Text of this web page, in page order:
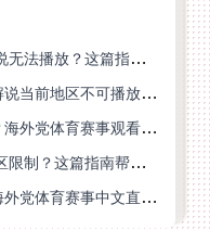
在新加坡看CCTV5世界杯中文解说无法播放？这篇指南帮你解锁海外体育直播自由
在加拿大看咪咕视频世界杯中文解说当前地区不可播放？这篇指南帮你一键解决
在日本看央视频世界杯地区限制？海外党体育赛事观看终极指南
在国外看世界杯阿根廷VS埃及地区限制？这篇指南帮你搞定中文直播+解说
在香港看抖音世界杯无法播放？海外党体育赛事中文直播终极指南